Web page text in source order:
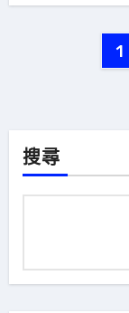
頁
1
搜尋